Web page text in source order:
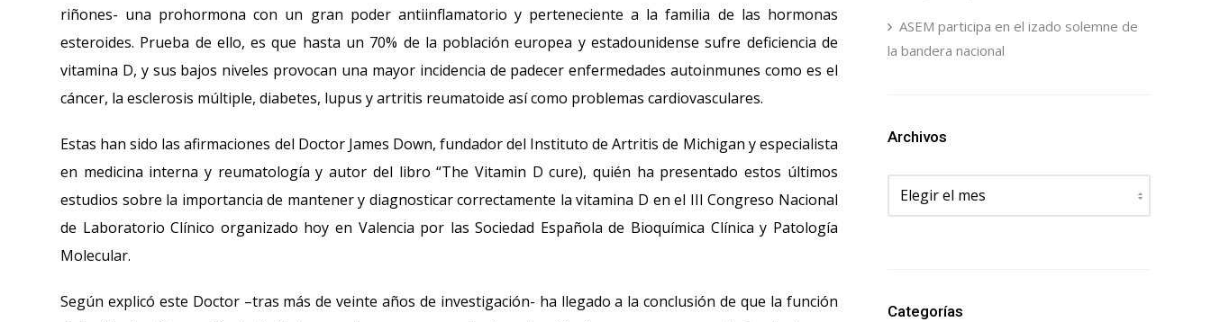
riñones- una prohormona con un gran poder antiinflamatorio y perteneciente a la familia de las hormonas
esteroides. Prueba de ello, es que hasta un 70% de la población europea y estadounidense sufre deficiencia de
vitamina D, y sus bajos niveles provocan una mayor incidencia de padecer enfermedades autoinmunes como es el
cáncer, la esclerosis múltiple, diabetes, lupus y artritis reumatoide así como problemas cardiovasculares.
Estas han sido las afirmaciones del Doctor James Down, fundador del Instituto de Artritis de Michigan y especialista
en medicina interna y reumatología y autor del libro “The Vitamin D cure), quién ha presentado estos últimos
estudios sobre la importancia de mantener y diagnosticar correctamente la vitamina D en el III Congreso Nacional
de Laboratorio Clínico organizado hoy en Valencia por las Sociedad Española de Bioquímica Clínica y Patología
Molecular.
Según explicó este Doctor –tras más de veinte años de investigación- ha llegado a la conclusión de que la función
ASEM participa en el izado solemne de
la bandera nacional
Archivos
Archivos
Categorías